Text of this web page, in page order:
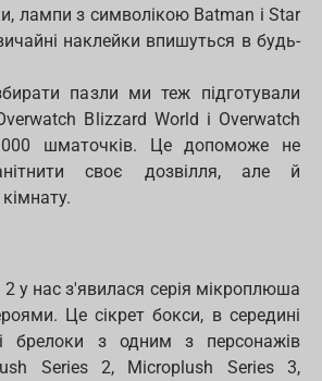
лампи з символікою Batman і Star
наклейки впишуться в будь-
пазли ми теж підготували
Blizzard World і Overwatch
шматочків. Це допоможе не
своє дозвілля, але й
у нас з'явилася серія мікроплюша
Це сікрет бокси, в середині
брелоки з одним з персонажів
Series 2, Microplush Series 3,